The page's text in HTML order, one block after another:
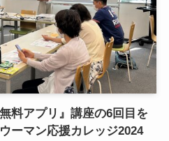
料アプリ』講座の6回目を
ーマン応援カレッジ2024